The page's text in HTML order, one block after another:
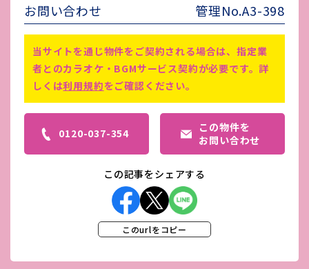
備考
仲介手数料賃料1ヵ月分あり／町内
鍵交換代やその他費用がかかる場合
がございます。
お問い合わせ 管理No.A3-398
当サイトを通じ物件をご契約される場合は、指定業
者とのカラオケ・BGMサービス契約が必要です。詳
しくは利用規約をご確認ください。
0120-037-354
この物件を
お問い合わせ
この記事をシェアする
このurlをコピー